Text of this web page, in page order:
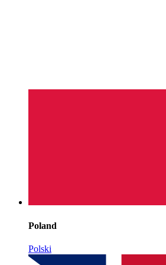
Poland
Polski